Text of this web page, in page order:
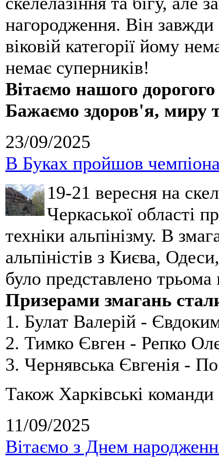
нагородження. Він
віковій категорії йому
немає суперників!
Вітаємо нашого
Бажаємо здоров'я, миру
23/09/2025
В Буках пройшов
19-21 вересня на
Черкаської області
техніки альпінізму. В
альпіністів з Києва,
було представлено
Призерами змагань
1. Булат Валерій -
2. Тимко Євген - Репко
3. Чернявська Євгенія -
Також Харківські
11/09/2025
Вітаємо з Днем